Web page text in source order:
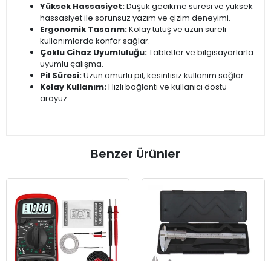
Yüksek Hassasiyet:Düşük gecikme süresi ve yüksek
hassasiyet ile sorunsuz yazım ve çizim deneyimi.
Ergonomik Tasarım:Kolay tutuş ve uzun süreli
kullanımlarda konfor sağlar.
Çoklu Cihaz Uyumluluğu:Tabletler ve bilgisayarlarla
uyumlu çalışma.
Pil Süresi:Uzun ömürlü pil, kesintisiz kullanım sağlar.
Kolay Kullanım:Hızlı bağlantı ve kullanıcı dostu
arayüz.
Benzer Ürünler